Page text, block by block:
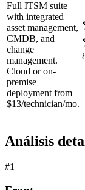
Full ITSM suite
with integrated
asset management,
CMDB, and
change
management.
Cloud or on-
premise
deployment from
$13/technician/mo.
Análisis
#1